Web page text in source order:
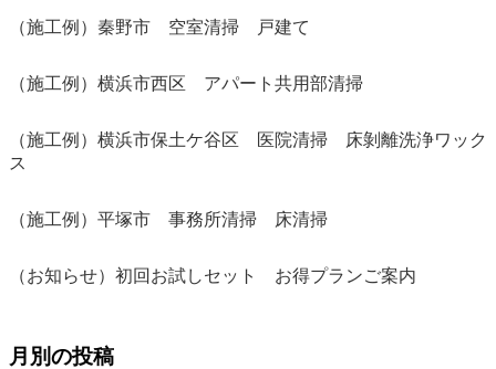
（施工例）秦野市 空室清掃 戸建て
（施工例）横浜市西区 アパート共用部清掃
（施工例）横浜市保土ケ谷区 医院清掃 床剝離洗浄ワック
ス
（施工例）平塚市 事務所清掃 床清掃
（お知らせ）初回お試しセット お得プランご案内
月別の投稿